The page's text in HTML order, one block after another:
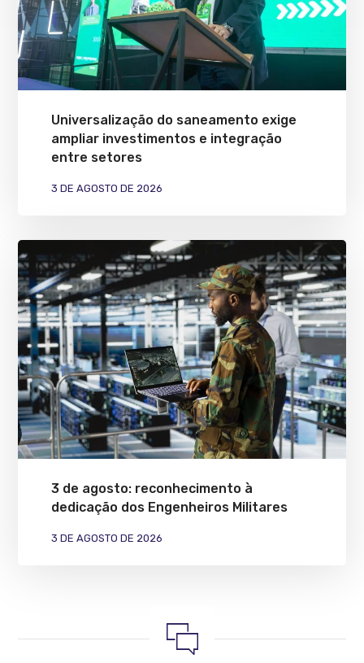
Universalização do saneamento exige
ampliar investimentos e integração
entre setores
3 DE AGOSTO DE 2026
3 de agosto: reconhecimento à
dedicação dos Engenheiros Militares
3 DE AGOSTO DE 2026